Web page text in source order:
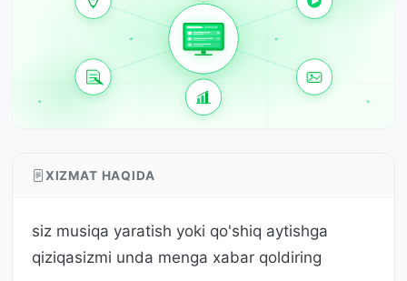
XIZMAT HAQIDA
siz musiqa yaratish yoki qo'shiq aytishga
qiziqasizmi unda menga xabar qoldiring